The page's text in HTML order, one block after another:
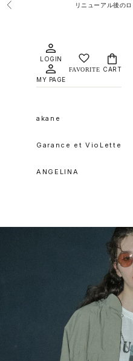
コンテンツへスキップ
前へ リニューアル後の
LOGIN
MY PAGE
CART
akane
Garance et VioLette
ANGELINA